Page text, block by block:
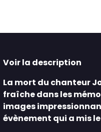
Voir la description
La mort du chanteur
fraîche dans les
images
évènement qui a mis